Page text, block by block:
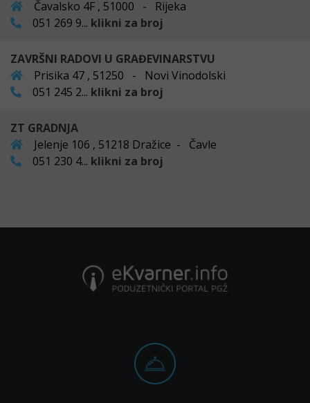
Čavalsko 4F , 51000 - Rijeka
051 269 9... klikni za broj
ZAVRŠNI RADOVI U GRAĐEVINARSTVU
Prisika 47 , 51250 - Novi Vinodolski
051 245 2... klikni za broj
ZT GRADNJA
Jelenje 106 , 51218 Dražice - Čavle
051 230 4... klikni za broj